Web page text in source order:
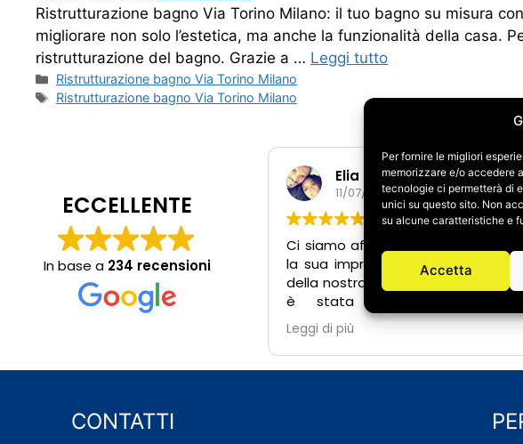
Per fornire le migliori
memorizzare e/o accedere
tecnologie ci permetterà di
unici su questo sito. Non
su alcune caratteristiche e
Accetta
Ristrutturazione bagno Via Torino Milano: il tuo bagno su misura
migliorare non solo l’estetica, ma anche la funzionalità della casa.
ristrutturazione del bagno. Grazie a … Leggi tutto
Categorie
Ristrutturazione bagno Via Torino Milano
Tag
Ristrutturazione bagno Via Torino Milano
ECCELLENTE
In base a 234 recensioni
Elia e Irene Fagnani
11/07/2026
Ci siamo affidati a Salvatore
la sua impresa per la
della nostra casa e possiamo dire
è stata un’esperienza
positiva. Fin dal primo
Salvatore si è
estremamente disponibile:
pronto a rispondere a
lavoro, e attento a spiegare ogni
Leggi di più
CONTATTI